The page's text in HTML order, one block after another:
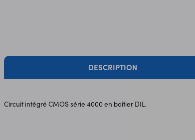
DESCRIPTION
Circuit intégré CMOS série 4000 en boîtier DIL.